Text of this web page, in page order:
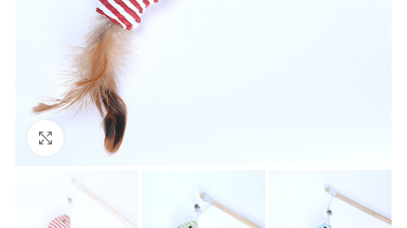
Нажмите, чтобы увеличить